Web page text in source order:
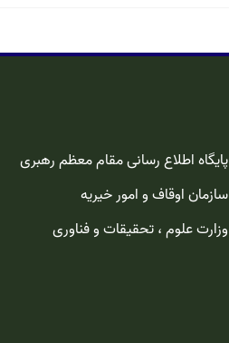
پایگاه اطلاع رسانی مقام معظم رهبری
سازمان اوقاف و امور خیریه
وزارت علوم ، تحقیقات و فناوری